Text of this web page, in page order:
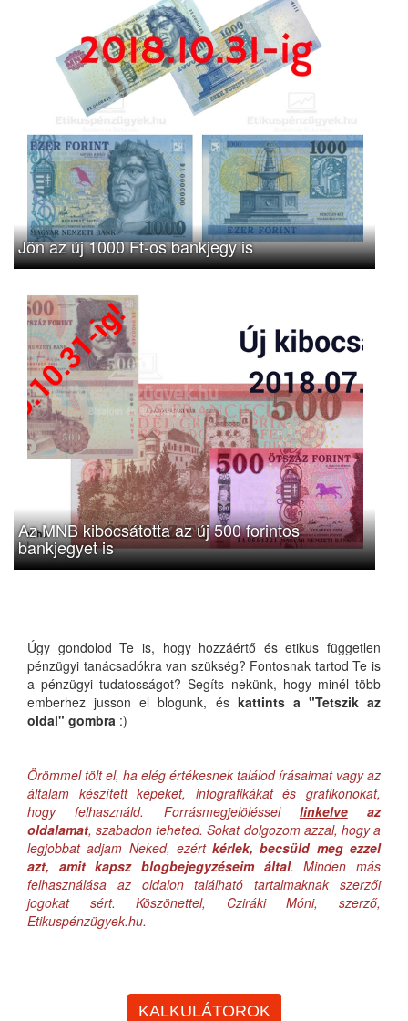
Jön az új 1000 Ft-os bankjegy is
Az MNB kibocsátotta az új 500 forintos
bankjegyet is
Úgy gondolod Te is, hogy hozzáértő és etikus független
pénzügyi tanácsadókra van szükség? Fontosnak tartod Te is
a pénzügyi tudatosságot? Segíts nekünk, hogy minél több
emberhez jusson el blogunk, és kattints a "Tetszik az
oldal" gombra :)
Örömmel tölt el, ha elég értékesnek találod írásaimat vagy az
általam készített képeket, infografikákat és grafikonokat,
hogy felhasználd. Forrásmegjelöléssel linkelveaz
oldalamat, szabadon teheted. Sokat dolgozom azzal, hogy a
legjobbat adjam Neked, ezértkérlek, becsüld meg ezzel
azt, amit kapsz blogbejegyzéseim által. Minden más
felhasználása az oldalon található tartalmaknak szerzői
jogokat sért. Köszönettel, Cziráki Móni, szerző,
Etikuspénzügyek.hu.
KALKULÁTOROK